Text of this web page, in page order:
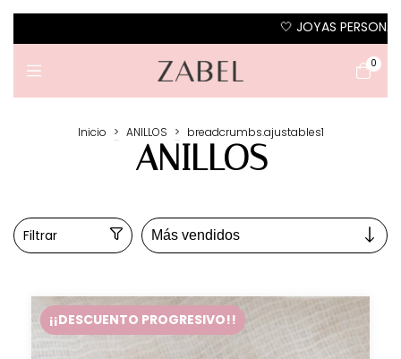
🤍 JOYAS PERSONALIZADAS EN PLATA 925 🤍 ·
0
Inicio > ANILLOS > breadcrumbs.ajustables1
ANILLOS
Filtrar
¡¡DESCUENTO PROGRESIVO!!